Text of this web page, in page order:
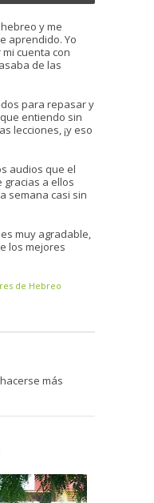
y me
aprendido. Yo
cuenta con
de las
para repasar y
entiendo sin
lecciones, ¡y eso
audios que el
a ellos
semana casi sin
muy agradable,
los mejores
de Hebreo
más